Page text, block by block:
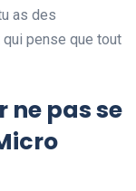
as des
pense que tout
ne pas se